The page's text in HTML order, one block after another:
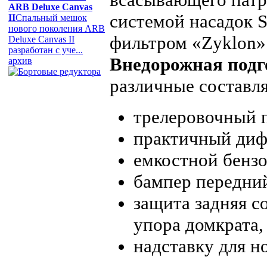
ARB Deluxe Canvas
IIСпальный мешок
нового поколения ARB
Deluxe Canvas II
разработан с уче...
архив
системой насадок
фильтром
Внедорожная
различные
трелеровочный
практичный
емкостной
бампер
защита задняя
упора
надставку для